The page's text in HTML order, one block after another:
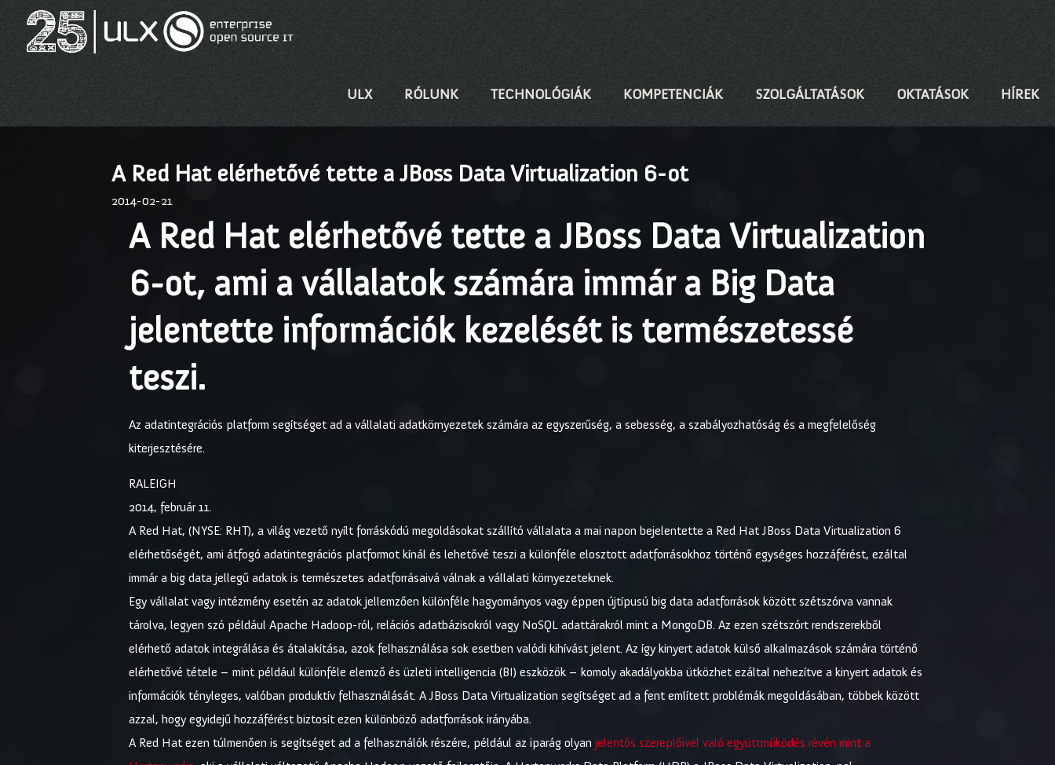
ULX RÓLUNK TECHNOLÓGIÁK KOMPETENCIÁK SZOLGÁLTATÁSOK OKTATÁSOK HÍREK
A Red Hat elérhetővé tette a JBoss Data Virtualization 6-ot
2014-02-21
A Red Hat elérhetővé tette a JBoss Data Virtualization
6-ot, ami a vállalatok számára immár a Big Data
jelentette információk kezelését is természetessé
teszi.
Az adatintegrációs platform segítséget ad a vállalati adatkörnyezetek számára az egyszerűség, a sebesség, a szabályozhatóság és a megfelelőség
kiterjesztésére.
RALEIGH
2014, február 11.
A Red Hat, (NYSE: RHT), a világ vezető nyílt forráskódú megoldásokat szállító vállalata a mai napon bejelentette a Red Hat JBoss Data Virtualization 6
elérhetőségét, ami átfogó adatintegrációs platformot kínál és lehetővé teszi a különféle elosztott adatforrásokhoz történő egységes hozzáférést, ezáltal
immár a big data jellegű adatok is természetes adatforrásaivá válnak a vállalati környezeteknek.
Egy vállalat vagy intézmény esetén az adatok jellemzően különféle hagyományos vagy éppen újtípusú big data adatforrások között szétszórva vannak
tárolva, legyen szó például Apache Hadoop-ról, relációs adatbázisokról vagy NoSQL adattárakról mint a MongoDB. Az ezen szétszórt rendszerekből
elérhető adatok integrálása és átalakítása, azok felhasználása sok esetben valódi kihívást jelent. Az így kinyert adatok külső alkalmazások számára történő
elérhetővé tétele – mint például különféle elemző és üzleti intelligencia (BI) eszközök – komoly akadályokba ütközhet ezáltal nehezítve a kinyert adatok és
információk tényleges, valóban produktív felhasználását. A JBoss Data Virtualization segítséget ad a fent említett problémák megoldásában, többek között
azzal, hogy egyidejű hozzáférést biztosít ezen különböző adatforrások irányába.
A Red Hat ezen túlmenően is segítséget ad a felhasználók részére, például az iparág olyanjelentős szereplőivel való együttműködés révén mint a